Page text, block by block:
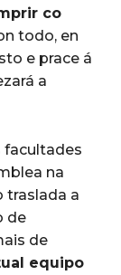
co
todo, en
e prace á
a
facultades
na
traslada a
de
de
equipo